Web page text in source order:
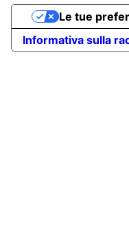
Informativa sulla
Le tue